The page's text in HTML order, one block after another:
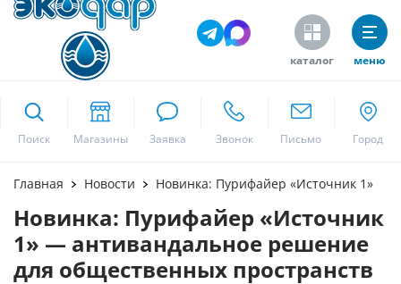
каталог меню
Поиск
Москва
Главная Новости Новинка: Пурифайер «Источник 1»
Новинка: Пурифайер «Источник
1» — антивандальное решение
для общественных пространств